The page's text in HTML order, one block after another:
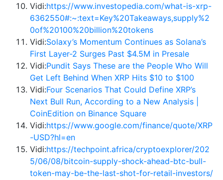
Vidi:https://www.investopedia.com/what-is-xrp-
6362550#:~:text=Key%20Takeaways,supply%2
0of%20100%20billion%20tokens
Vidi:Solaxy’s Momentum Continues as Solana’s
First Layer-2 Surges Past $4.5M in Presale
Vidi:Pundit Says These are the People Who Will
Get Left Behind When XRP Hits $10 to $100
Vidi:Four Scenarios That Could Define XRP’s
Next Bull Run, According to a New Analysis |
CoinEdition on Binance Square
Vidi:https://www.google.com/finance/quote/XRP
-USD?hl=en
Vidi:https://techpoint.africa/cryptoexplorer/202
5/06/08/bitcoin-supply-shock-ahead-btc-bull-
token-may-be-the-last-shot-for-retail-investors/